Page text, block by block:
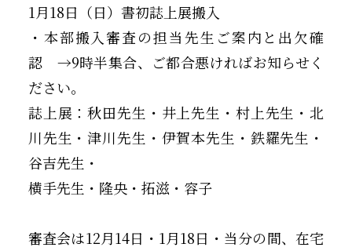
1月18日（日）書初誌上展搬入
・本部搬入審査の担当先生ご案内と出欠確
認 →9時半集合、ご都合悪ければお知らせく
ださい。
誌上展：秋田先生・井上先生・村上先生・北
川先生・津川先生・伊賀本先生・鉄羅先生・
谷吉先生・
横手先生・隆央・拓滋・容子
審査会は12月14日・1月18日・当分の間、在宅